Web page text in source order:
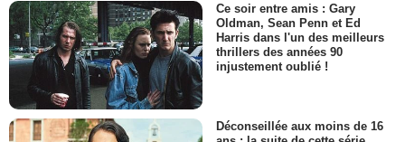
Ce soir entre amis : Gary
Oldman, Sean Penn et Ed
Harris dans l'un des meilleurs
thrillers des années 90
injustement oublié !
Déconseillée aux moins de 16